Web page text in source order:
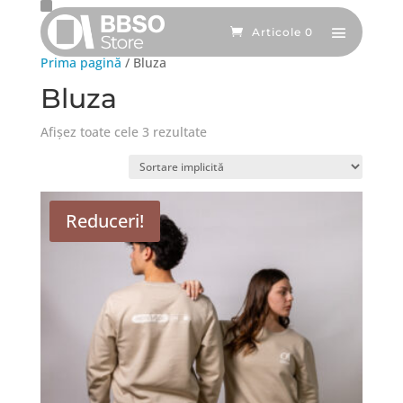
Articole 0
Prima pagină/ Bluza
Bluza
Afișez toate cele 3 rezultate
Reduceri!